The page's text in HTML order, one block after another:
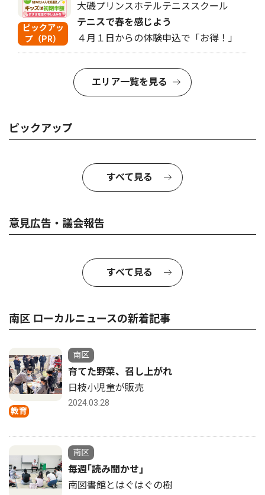
ピックアッ
プ（PR）
大磯プリンスホテルテニススクール
テニスで春を感じよう
４月１日からの体験申込で「お得！」
エリア一覧を見る
ピックアップ
すべて見る
意見広告・議会報告
すべて見る
南区 ローカルニュースの新着記事
教育
南区
育てた野菜、召し上がれ
日枝小児童が販売
2024.03.28
南区
毎週｢読み聞かせ｣
南図書館とはぐはぐの樹